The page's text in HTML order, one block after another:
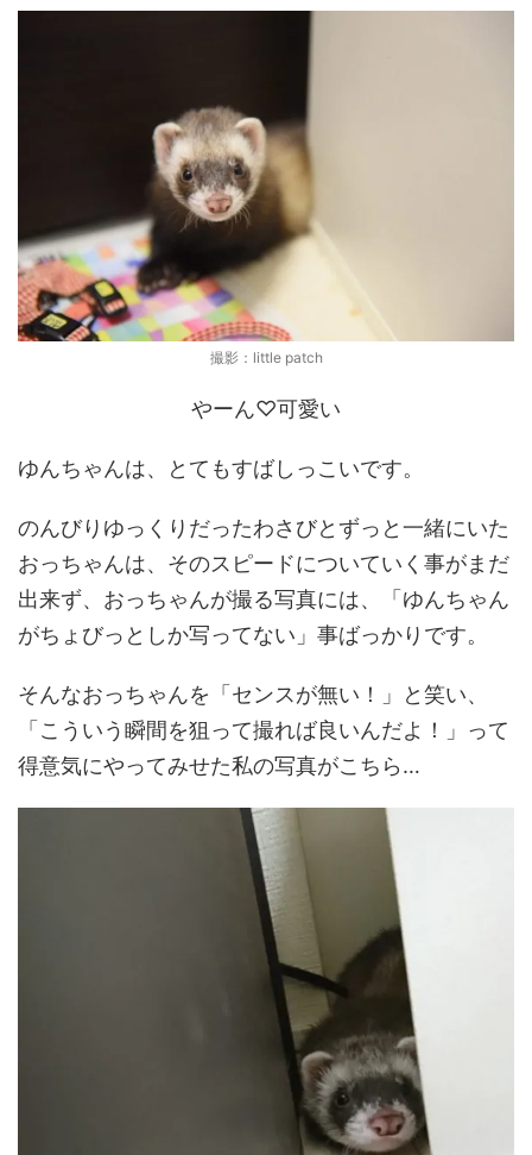
撮影：little patch
やーん♡可愛い
ゆんちゃんは、とてもすばしっこいです。
のんびりゆっくりだったわさびとずっと一緒にいた
おっちゃんは、そのスピードについていく事がまだ
出来ず、おっちゃんが撮る写真には、「ゆんちゃん
がちょびっとしか写ってない」事ばっかりです。
そんなおっちゃんを「センスが無い！」と笑い、
「こういう瞬間を狙って撮れば良いんだよ！」って
得意気にやってみせた私の写真がこちら…